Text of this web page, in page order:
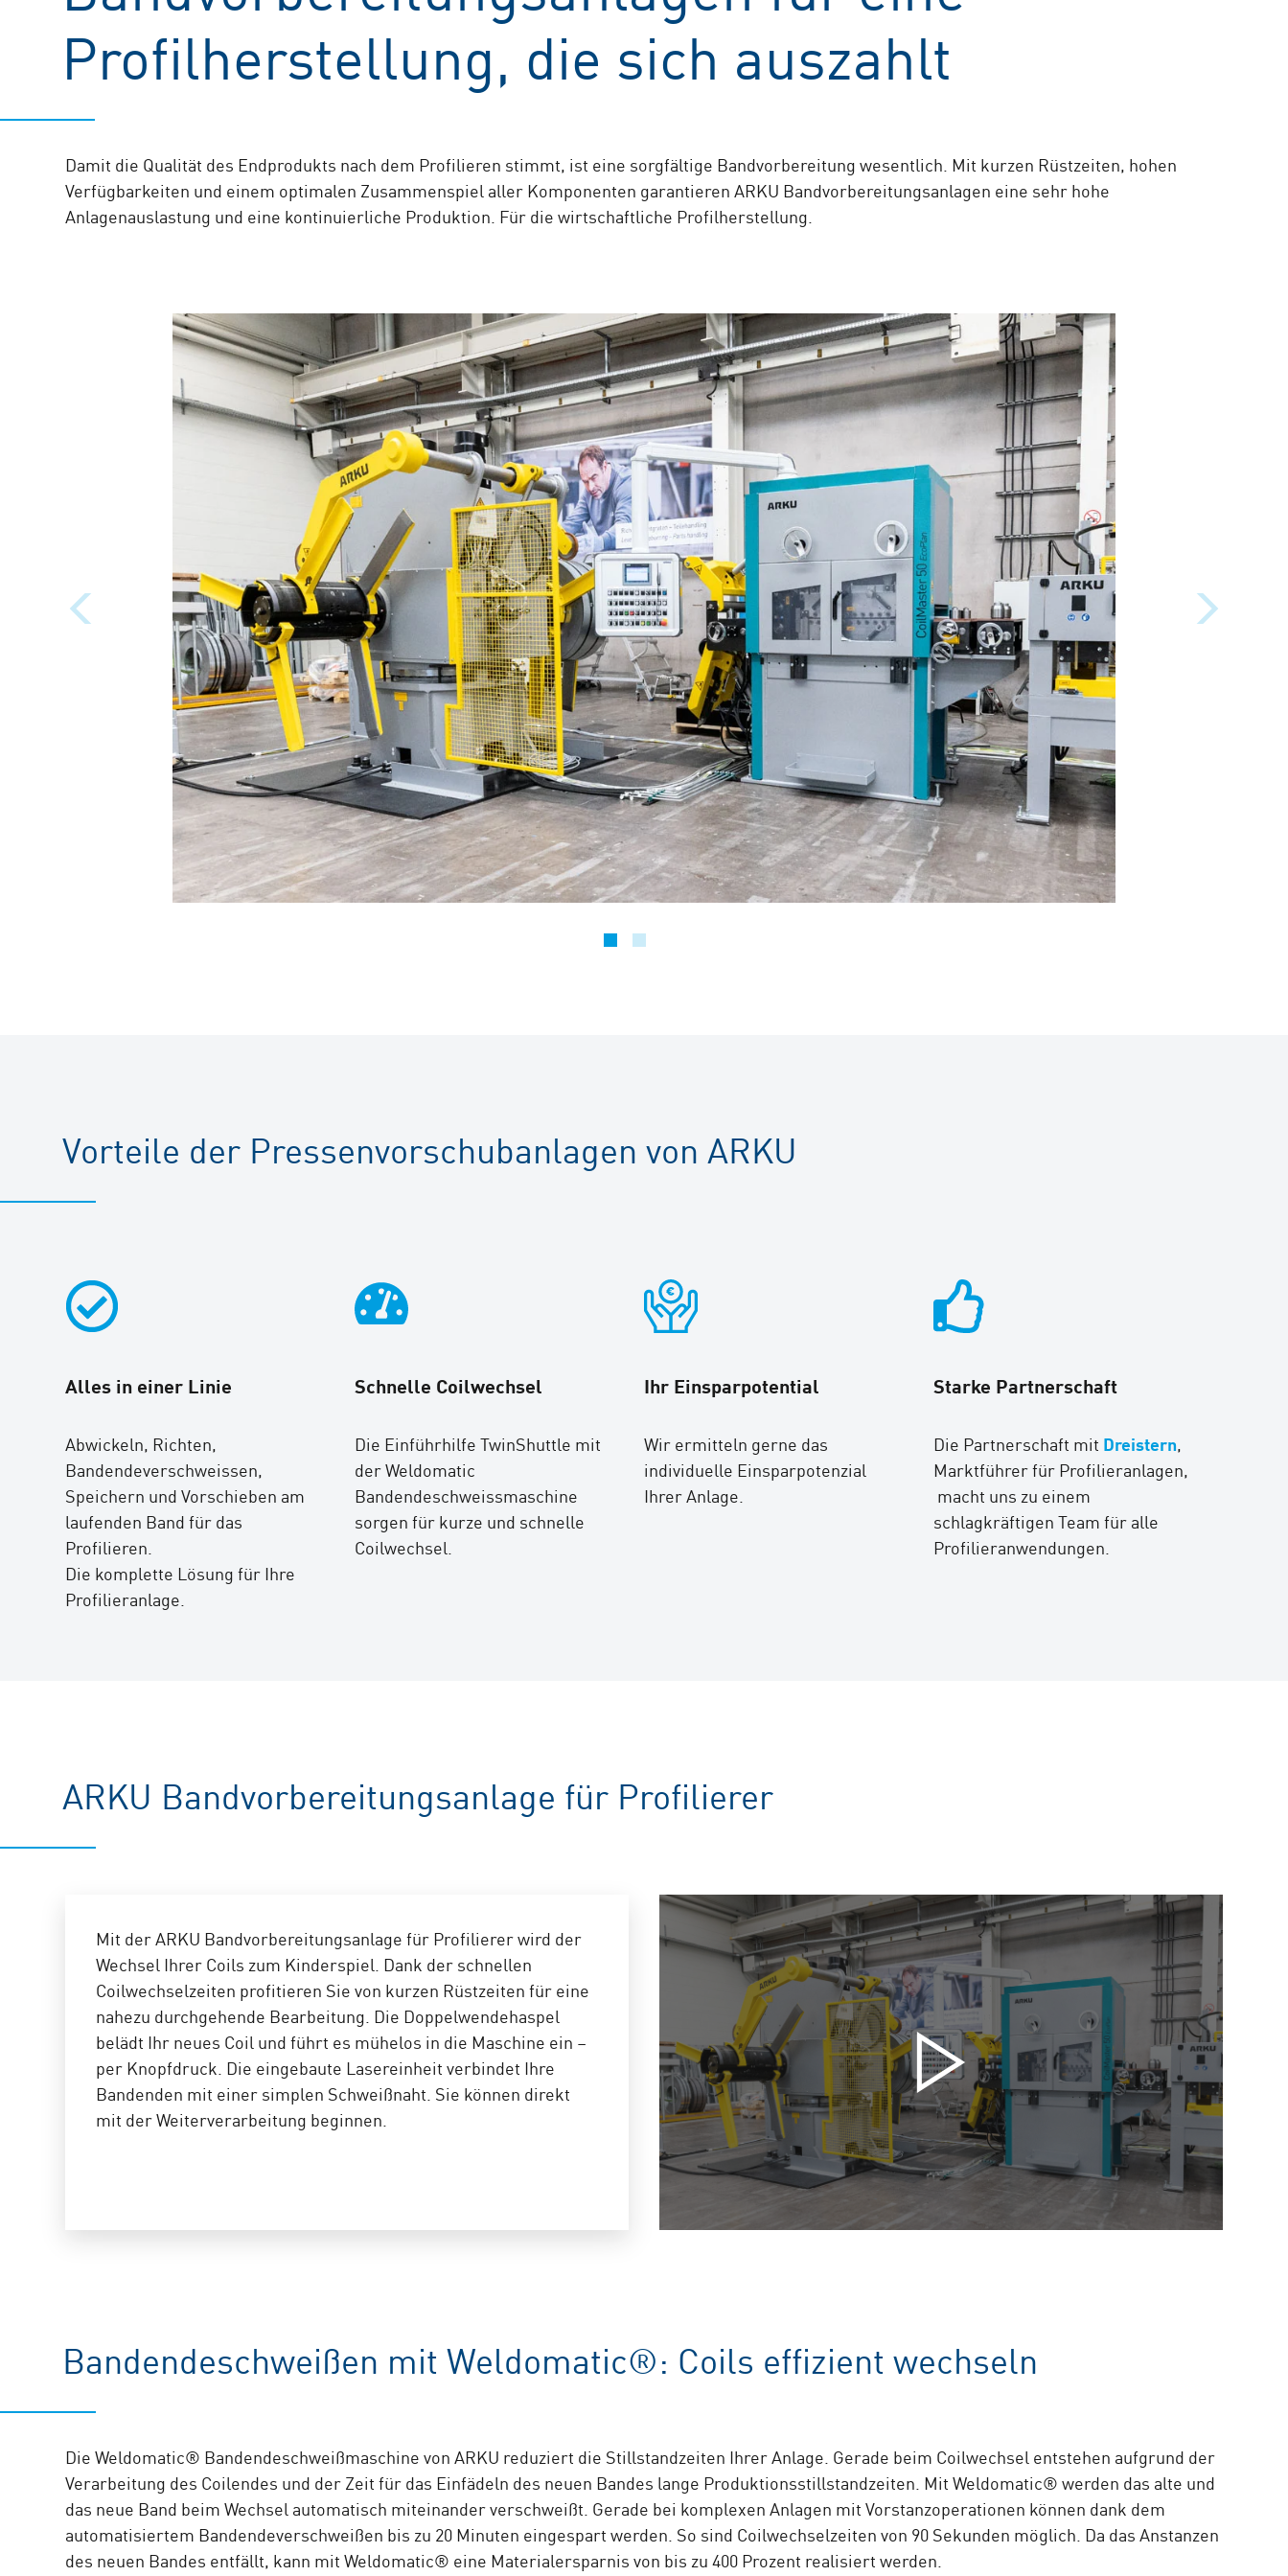
Profilherstellung, die sich auszahlt
Damit die Qualität des Endprodukts nach dem Profilieren stimmt, ist eine sorgfältige Bandvorbereitung wesentlich. Mit kurzen Rüstzeiten, hohen
Verfügbarkeiten und einem optimalen Zusammenspiel aller Komponenten garantieren ARKU Bandvorbereitungsanlagen eine sehr hohe
Anlagenauslastung und eine kontinuierliche Produktion. Für die wirtschaftliche Profilherstellung.
Vorteile der Pressenvorschubanlagen von ARKU
Alles in einer Linie
Abwickeln, Richten,
Bandendeverschweissen,
Speichern und Vorschieben am
laufenden Band für das
Profilieren.
Die komplette Lösung für Ihre
Profilieranlage.
Schnelle Coilwechsel
Die Einführhilfe TwinShuttle mit
der Weldomatic
Bandendeschweissmaschine
sorgen für kurze und schnelle
Coilwechsel.
Ihr Einsparpotential
Wir ermitteln gerne das
individuelle Einsparpotenzial
Ihrer Anlage.
Starke Partnerschaft
Die Partnerschaft mit Dreistern,
Marktführer für Profilieranlagen,
macht uns zu einem
schlagkräftigen Team für alle
Profilieranwendungen.
ARKU Bandvorbereitungsanlage für Profilierer
Mit der ARKU Bandvorbereitungsanlage für Profilierer wird der
Wechsel Ihrer Coils zum Kinderspiel. Dank der schnellen
Coilwechselzeiten profitieren Sie von kurzen Rüstzeiten für eine
nahezu durchgehende Bearbeitung. Die Doppelwendehaspel
belädt Ihr neues Coil und führt es mühelos in die Maschine ein –
per Knopfdruck. Die eingebaute Lasereinheit verbindet Ihre
Bandenden mit einer simplen Schweißnaht. Sie können direkt
mit der Weiterverarbeitung beginnen.
Bandendeschweißen mit Weldomatic®: Coils effizient wechseln
Die Weldomatic® Bandendeschweißmaschine von ARKU reduziert die Stillstandzeiten Ihrer Anlage. Gerade beim Coilwechsel entstehen aufgrund der
Verarbeitung des Coilendes und der Zeit für das Einfädeln des neuen Bandes lange Produktionsstillstandzeiten. Mit Weldomatic® werden das alte und
das neue Band beim Wechsel automatisch miteinander verschweißt. Gerade bei komplexen Anlagen mit Vorstanzoperationen können dank dem
automatisiertem Bandendeverschweißen bis zu 20 Minuten eingespart werden. So sind Coilwechselzeiten von 90 Sekunden möglich. Da das Anstanzen
des neuen Bandes entfällt, kann mit Weldomatic® eine Materialersparnis von bis zu 400 Prozent realisiert werden.